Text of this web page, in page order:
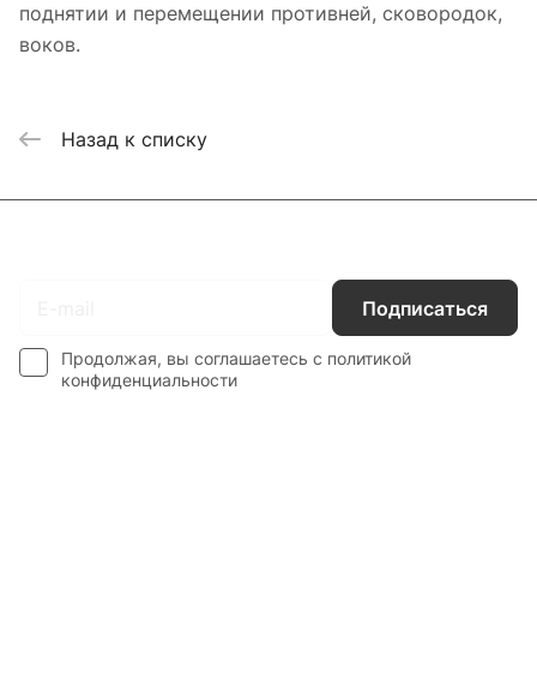
поднятии и перемещении противней, сковородок,
воков.
Назад к списку
Подписаться
Продолжая, вы соглашаетесь с политикой
конфиденциальности